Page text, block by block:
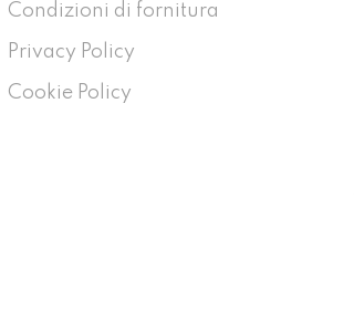
Condizioni di fornitura
Privacy Policy
Cookie Policy